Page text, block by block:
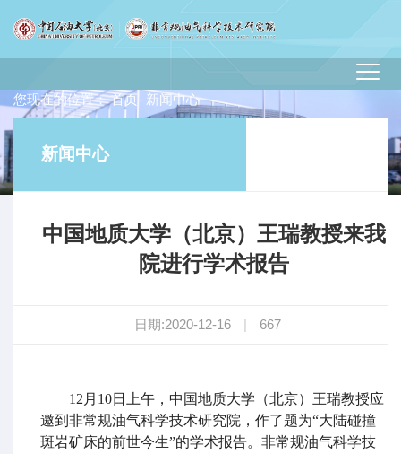
您现在的位置：首页- 新闻中心
新闻中心
中国地质大学（北京）王瑞教授来我
院进行学术报告
日期:2020-12-16 | 667
12月10日上午，中国地质大学（北京）王瑞教授应
邀到非常规油气科学技术研究院，作了题为“大陆碰撞
斑岩矿床的前世今生”的学术报告。非常规油气科学技